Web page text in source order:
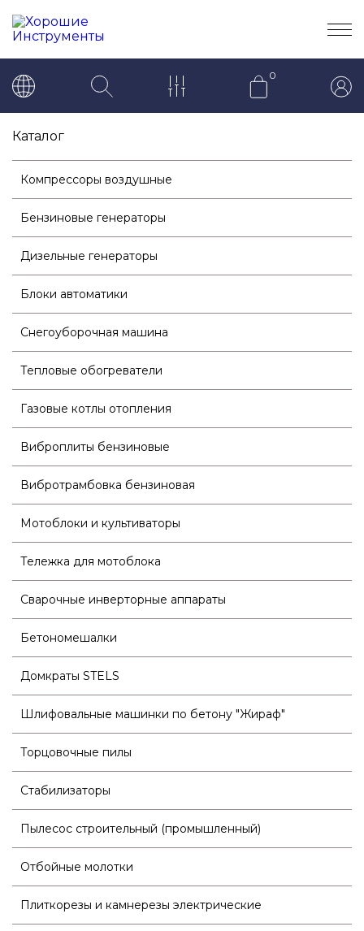
0
Каталог
Компрессоры воздушные
Бензиновые генераторы
Дизельные генераторы
Блоки автоматики
Снегоуборочная машина
Тепловые обогреватели
Газовые котлы отопления
Виброплиты бензиновые
Вибротрамбовка бензиновая
Мотоблоки и культиваторы
Тележка для мотоблока
Сварочные инверторные аппараты
Бетономешалки
Домкраты STELS
Шлифовальные машинки по бетону "Жираф"
Торцовочные пилы
Стабилизаторы
Пылесос строительный (промышленный)
Отбойные молотки
Плиткорезы и камнерезы электрические